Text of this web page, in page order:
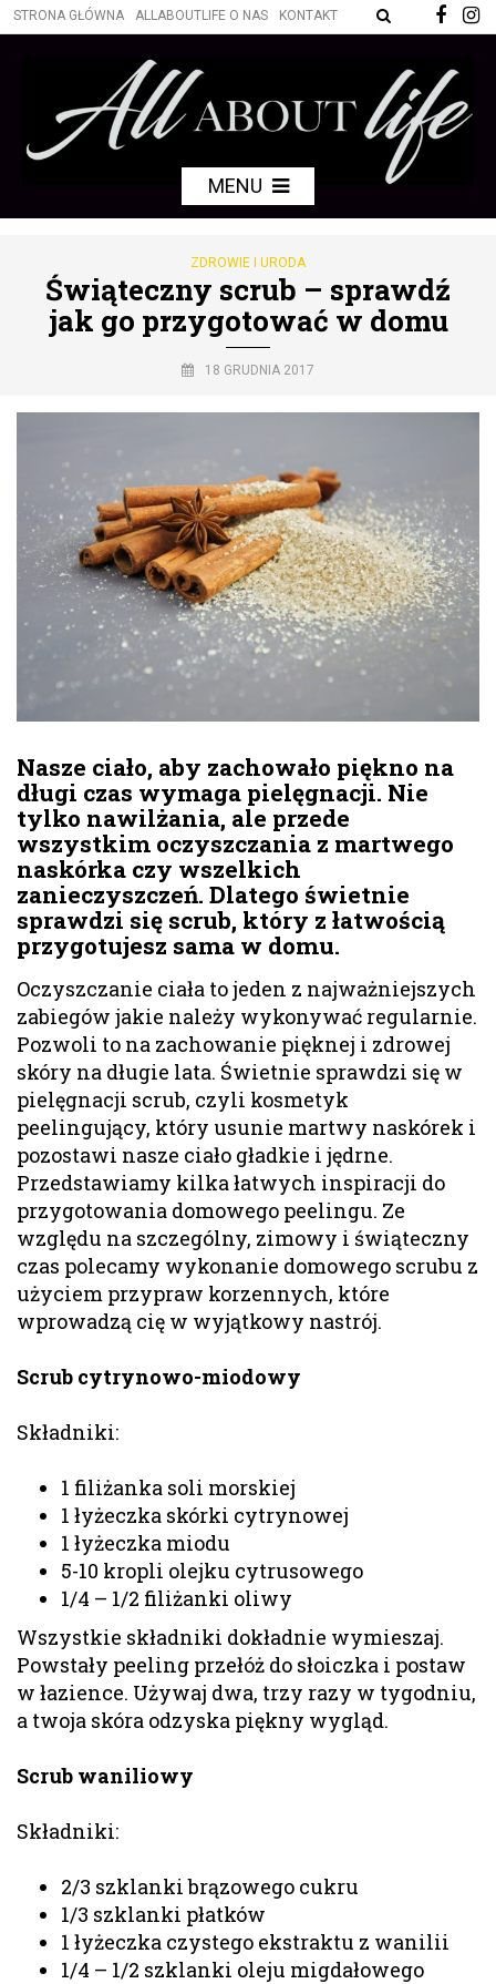
STRONA GŁÓWNA ALLABOUTLIFE O NAS KONTAKT
MENU
ZDROWIE I URODA
Świąteczny scrub – sprawdź
jak go przygotować w domu
18 GRUDNIA 2017
Nasze ciało, aby zachowało piękno na
długi czas wymaga pielęgnacji. Nie
tylko nawilżania, ale przede
wszystkim oczyszczania z martwego
naskórka czy wszelkich
zanieczyszczeń. Dlatego świetnie
sprawdzi się scrub, który z łatwością
przygotujesz sama w domu.
Oczyszczanie ciała to jeden z najważniejszych
zabiegów jakie należy wykonywać regularnie.
Pozwoli to na zachowanie pięknej i zdrowej
skóry na długie lata. Świetnie sprawdzi się w
pielęgnacji scrub, czyli kosmetyk
peelingujący, który usunie martwy naskórek i
pozostawi nasze ciało gładkie i jędrne.
Przedstawiamy kilka łatwych inspiracji do
przygotowania domowego peelingu. Ze
względu na szczególny, zimowy i świąteczny
czas polecamy wykonanie domowego scrubu z
użyciem przypraw korzennych, które
wprowadzą cię w wyjątkowy nastrój.
Scrub cytrynowo-miodowy
Składniki:
1 filiżanka soli morskiej
1 łyżeczka skórki cytrynowej
1 łyżeczka miodu
5-10 kropli olejku cytrusowego
1/4 – 1/2 filiżanki oliwy
Wszystkie składniki dokładnie wymieszaj.
Powstały peeling przełóż do słoiczka i postaw
w łazience. Używaj dwa, trzy razy w tygodniu,
a twoja skóra odzyska piękny wygląd.
Scrub waniliowy
Składniki:
2/3 szklanki brązowego cukru
1/3 szklanki płatków
1 łyżeczka czystego ekstraktu z wanilii
1/4 – 1/2 szklanki oleju migdałowego